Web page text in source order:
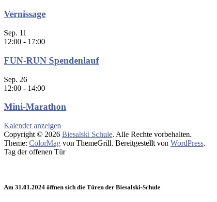
Vernissage
Sep. 11
12:00 - 17:00
FUN-RUN Spendenlauf
Sep. 26
12:00 - 14:00
Mini-Marathon
Kalender anzeigen
Copyright © 2026 Biesalski Schule. Alle Rechte vorbehalten.
Theme: ColorMag von ThemeGrill. Bereitgestellt von WordPress.
Tag der offenen Tür
Am 31.01.2024 öffnen sich die Türen der Biesalski-Schule